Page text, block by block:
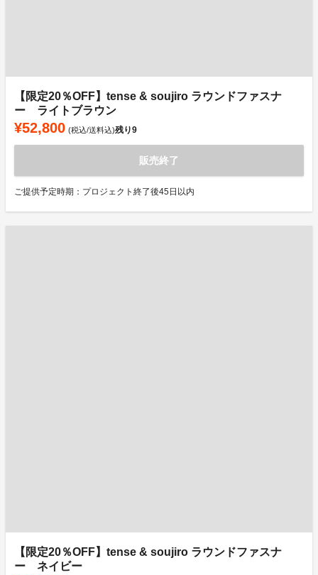
【限定20％OFF】tense & soujiro ラウンドファスナ
ー ライトブラウン
¥52,800 (税込/送料込)残り9
販売終了
ご提供予定時期：プロジェクト終了後45日以内
【限定20％OFF】tense & soujiro ラウンドファスナ
ー ネイビー